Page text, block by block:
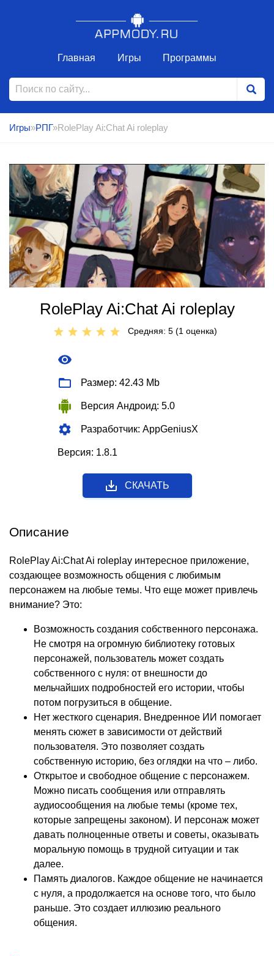
Главная Игры Программы
Игры»РПГ»RolePlay Ai:Chat Ai roleplay
RolePlay Ai:Chat Ai roleplay
Средняя: 5 (1 оценкa)
Размер: 42.43 Mb
Версия Андроид: 5.0
Разработчик: AppGeniusX
Версия: 1.8.1
СКАЧАТЬ
Описание
RolePlay Ai:Chat Ai roleplay интересное приложение,
создающее возможность общения с любимым
персонажем на любые темы. Что еще может привлечь
внимание? Это:
Возможность создания собственного персонажа.
Не смотря на огромную библиотеку готовых
персонажей, пользователь может создать
собственного с нуля: от внешности до
мельчайших подробностей его истории, чтобы
потом погрузиться в общение.
Нет жесткого сценария. Внедренное ИИ помогает
менять сюжет в зависимости от действий
пользователя. Это позволяет создать
собственную историю, без оглядки на что – либо.
Открытое и свободное общение с персонажем.
Можно писать сообщения или отправлять
аудиосообщения на любые темы (кроме тех,
которые запрещены законом). И персонаж может
давать полноценные ответы и советы, оказывать
моральную помощь в трудной ситуации и так
далее.
Память диалогов. Каждое общение не начинается
с нуля, а продолжается на основе того, что было
раньше. Это создает иллюзию реального
общения.